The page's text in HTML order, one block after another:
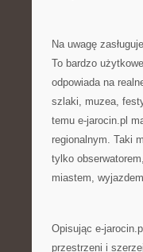
Na uwagę
To bardzo
odpowiada na
szlaki, muzea,
temu e-jarocin.pl
regionalnym. Taki
tylko
miastem,
Opisując e-
przestrzeni i